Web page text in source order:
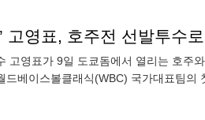
고영표, 호주전 선발투수
고영표가 9일 도쿄돔에서 열리는 호주
베이스볼클래식(WBC) 국가대표팀의